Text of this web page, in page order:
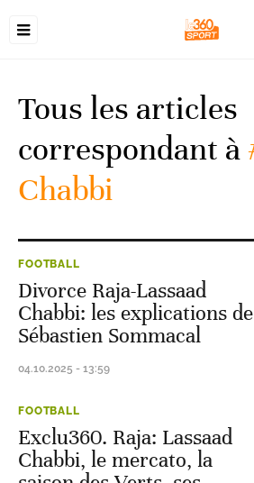
Tous les articles
correspondant à
Chabbi
FOOTBALL
Divorce Raja-Lassaad
Chabbi: les explications de
Sébastien Sommacal
04.10.2025 - 13:59
FOOTBALL
Exclu360. Raja: Lassaad
Chabbi, le mercato, la